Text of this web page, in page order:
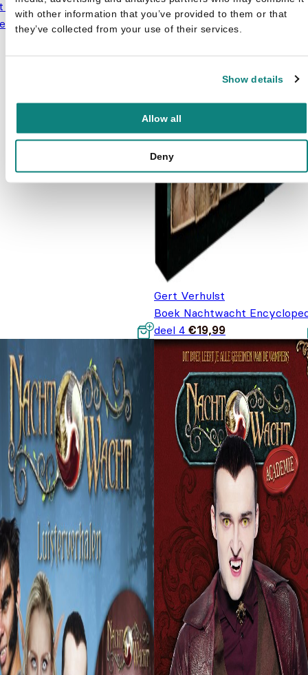
with other information that you’ve provided to them or that
they’ve collected from your use of their services.
Show details
Allow all
Deny
grote handboek der
24,99
Oorspronkelijke
prijs was:
€9,99 Huidige
prijs is:
Gert Verhulst
Boek Nachtwacht
deel 4 €19,99